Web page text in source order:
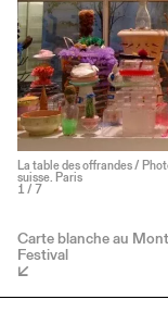
La table des offrandes /
suisse. Paris
1 / 7
Carte blanche au
Festival